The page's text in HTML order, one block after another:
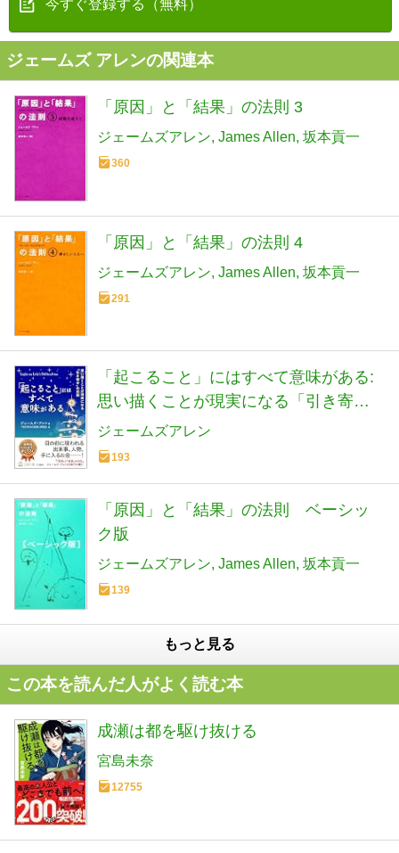
今すぐ登録する（無料）
ジェームズ アレンの関連本
「原因」と「結果」の法則 3
ジェームズアレン James Allen 坂本貢一
360
「原因」と「結果」の法則 4
ジェームズアレン James Allen 坂本貢一
291
「起こること」にはすべて意味がある:
思い描くことが現実になる「引き寄
せ」の法則 (王様文庫 B 172-1)
ジェームズアレン
193
「原因」と「結果」の法則 ベーシッ
ク版
ジェームズアレン James Allen 坂本貢一
139
もっと見る
この本を読んだ人がよく読む本
成瀬は都を駆け抜ける
宮島未奈
12755